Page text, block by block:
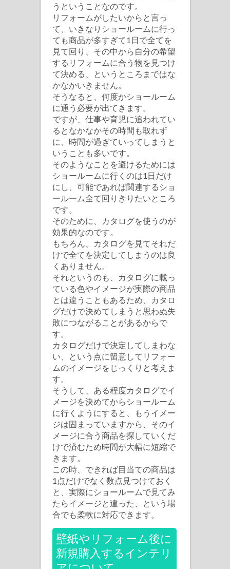
うということなのです。
リフォームがしたいからと言っ
て、いきなりショールームに行っ
ても商品が多すぎて1日で全てを
見て回り、その中から自分の希望
するリフォームに合う物を見つけ
て決める、というところまではな
かなかいきません。
そうなると、何度かショールーム
に通う必要が出てきます。
ですが、仕事や育児に追われてい
るとなかなかその時間も取れず
に、時間が過ぎていってしまうと
いうことも多いです。
そのようなことを避けるためには
ショールームに行くのは1日だけ
にし、可能であれば関連するショ
ールーム全て回りきりたいところ
です。
そのために、カタログを使うのが
効果的なのです。
もちろん、カタログを見てそれだ
けで全てを決定してしまうのは良
くありません。
それというのも、カタログに載っ
ている色やイメージが実際の商品
とは違うこともあるため、カタロ
グだけで決めてしまうと思わぬ失
敗につながることがあるからで
す。
カタログだけで決定してしまわな
い、という点に留意してリフォー
ムのイメージをじっくりと考えま
す。
そうして、ある程度カタログでイ
メージを決めてからショールーム
に行くようにすると、もうイメー
ジは固まっていますから、そのイ
メージに合う商品を探していくだ
けで済むため時間が大幅に短縮で
きます。
この時、できれば目当ての商品は
1点だけでなく数点見つけておく
と、実際にショールームで見てみ
たらイメージと違った、という場
合でも柔軟に対応できます。
壁紙やリフォーム後に
新規購入するインテリ